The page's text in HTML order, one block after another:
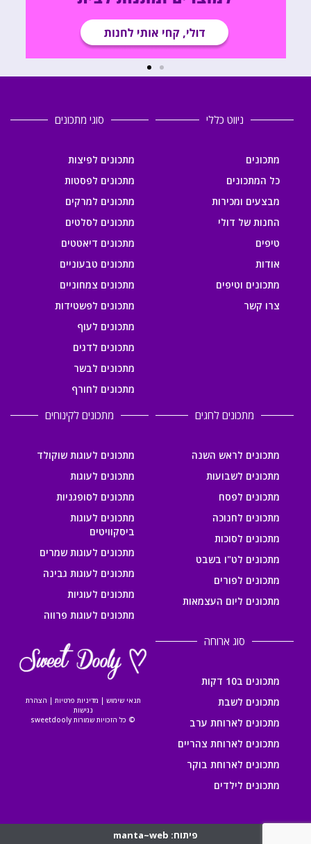
ניווט כללי
מתכונים
כל המתכונים
מבצעים ומכירות
החנות של דולי
טיפים
אודות
מתכונים וטיפים
צרו קשר
סוגי מתכונים
מתכונים לפיצות
מתכונים לפסטות
מתכונים למרקים
מתכונים לסלטים
מתכונים דיאטטים
מתכונים טבעוניים
מתכונים צמחוניים
מתכונים לפשטידות
מתכונים לעוף
מתכונים לדגים
מתכונים לבשר
מתכונים לחורף
מתכונים לחגים
מתכונים לראש השנה
מתכונים לשבועות
מתכונים לפסח
מתכונים לחנוכה
מתכונים לסוכות
מתכונים לט"ו בשבט
מתכונים לפורים
מתכונים ליום העצמאות
מתכונים לקינוחים
מתכונים לעוגות שוקולד
מתכונים לעוגות
מתכונים לסופגניות
מתכונים לעוגות
ביסקוויטים
מתכונים לעוגות שמרים
מתכונים לעוגות גבינה
מתכונים לעוגיות
מתכונים לעוגות פרווה
סוג ארוחה
מתכונים ב10 דקות
מתכונים לשבת
מתכונים לארוחת ערב
מתכונים לארוחת צהריים
מתכונים לארוחת בוקר
מתכונים לילדים
תנאי שימוש | מדיניות פרטיות | הצהרת
נגישות
© כל הזכויות שמורות sweetdooly
פיתוח: manta~web